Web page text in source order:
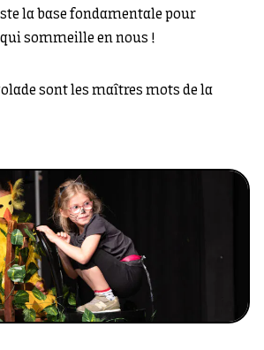
la base fondamentale pour
sommeille en nous !
sont les maîtres mots de la